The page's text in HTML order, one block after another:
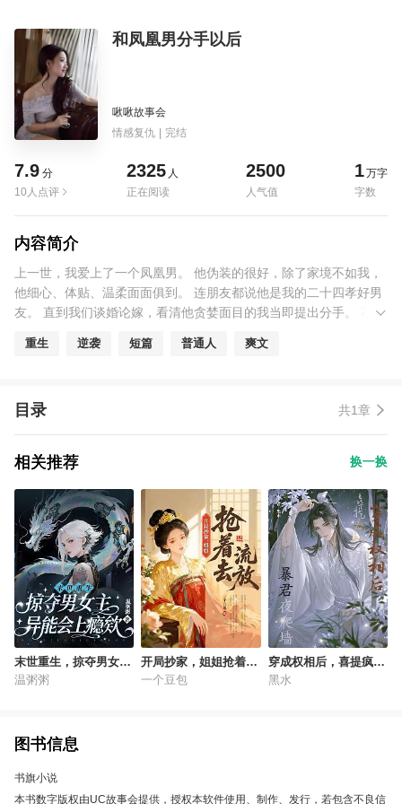
和凤凰男分手以后
啾啾故事会
情感复仇 | 完结
7.9 分
10人点评
2325 人
正在阅读
2500
人气值
1万字
字数
内容简介
上一世，我爱上了一个凤凰男。 他伪装的很好，除了家境不如我，
他细心、体贴、温柔面面俱到。 连朋友都说他是我的二十四孝好男
友。 直到我们谈婚论嫁，看清他贪婪面目的我当即提出分手。 不料
折磨的不成人形，郁郁而终。 而凤凰男却傍上了新大腿，一家人鸡
重生 逆袭 短篇 普通人 爽文
目录 共1章
相关推荐 换一换
末世重生，掠夺男女主
异能会上瘾欸
温粥粥
开局抄家，姐姐抢着去
流放
一个豆包
穿成权相后，喜提疯批
暴君夜爬墙
黑水
图书信息
书旗小说
本书数字版权由UC故事会提供，授权本软件使用、制作、发行，若包含不良信